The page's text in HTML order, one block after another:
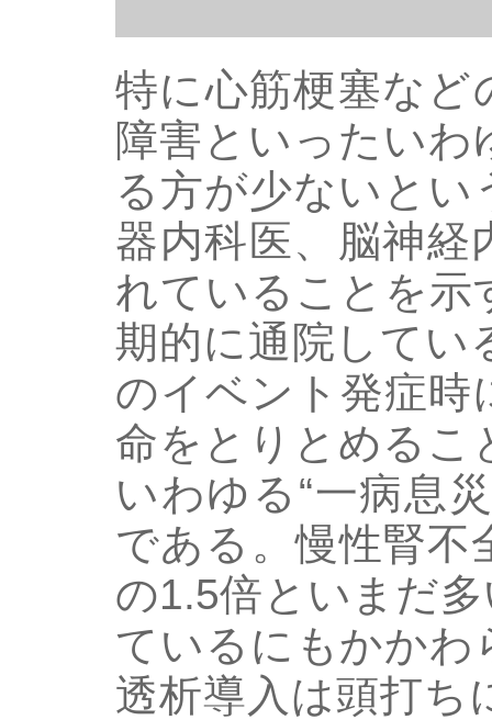
特に心筋梗塞など
障害といったいわ
る方が少ないとい
器内科医、脳神経
れていることを示
期的に通院してい
のイベント発症時
命をとりとめるこ
いわゆる“一病息
である。慢性腎不
の1.5倍といまだ
ているにもかかわ
透析導入は頭打ち